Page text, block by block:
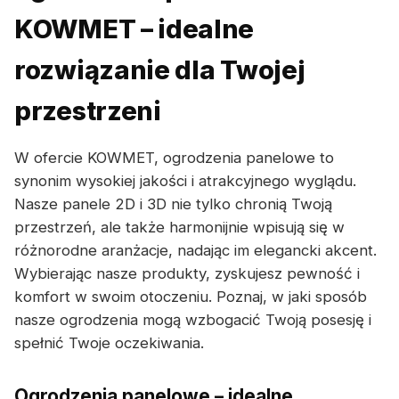
KOWMET – idealne
rozwiązanie dla Twojej
przestrzeni
W ofercie KOWMET, ogrodzenia panelowe to
synonim wysokiej jakości i atrakcyjnego wyglądu.
Nasze panele 2D i 3D nie tylko chronią Twoją
przestrzeń, ale także harmonijnie wpisują się w
różnorodne aranżacje, nadając im elegancki akcent.
Wybierając nasze produkty, zyskujesz pewność i
komfort w swoim otoczeniu. Poznaj, w jaki sposób
nasze ogrodzenia mogą wzbogacić Twoją posesję i
spełnić Twoje oczekiwania.